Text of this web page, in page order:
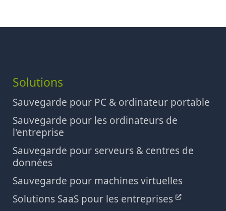
Solutions
Sauvegarde pour PC & ordinateur portable
Sauvegarde pour les ordinateurs de
l'entreprise
Sauvegarde pour serveurs & centres de
données
Sauvegarde pour machines virtuelles
Solutions SaaS pour les entreprises